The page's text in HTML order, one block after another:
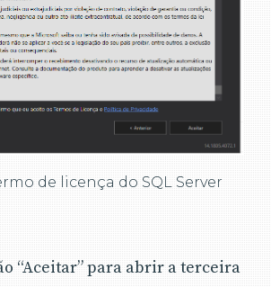
de licença do SQL Server
“Aceitar” para abrir a terceira